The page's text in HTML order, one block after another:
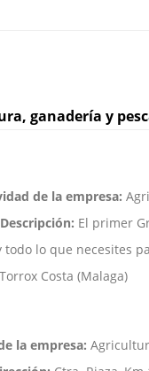
ganadería y
de la empresa:
Descripción: El primer
lo que necesites
Costa (Malaga)
la empresa: